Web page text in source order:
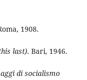
1908.
last). Bari, 1946.
di socialismo